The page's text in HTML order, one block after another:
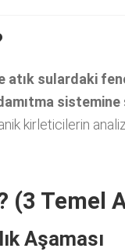
atık sulardaki
sistemine
kirleticilerin
(3 Temel
Aşaması